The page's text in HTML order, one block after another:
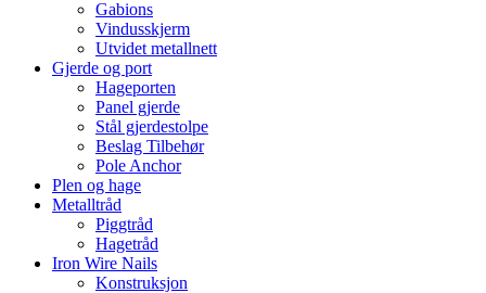
Gabions
Vindusskjerm
Utvidet metallnett
Gjerde og port
Hageporten
Panel gjerde
Stål gjerdestolpe
Beslag Tilbehør
Pole Anchor
Plen og hage
Metalltråd
Piggtråd
Hagetråd
Iron Wire Nails
Konstruksjon